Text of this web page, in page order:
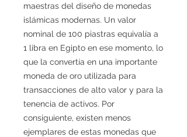
maestras del diseño de monedas
islámicas modernas. Un valor
nominal de 100 piastras equivalía a
1 libra en Egipto en ese momento, lo
que la convertía en una importante
moneda de oro utilizada para
transacciones de alto valor y para la
tenencia de activos. Por
consiguiente, existen menos
ejemplares de estas monedas que